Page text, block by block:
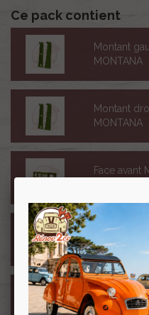
Ce pack contient
Montant
MONTANA
Montant
MONTANA
Face avant
Jupe
modèle
Porte avant
VERT